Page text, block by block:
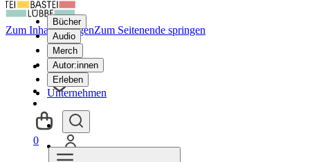
Bücher
Audio
Merch
Autor:innen
Erleben
Unternehmen
Zum Inhalt springenZum Seitenende springen
0